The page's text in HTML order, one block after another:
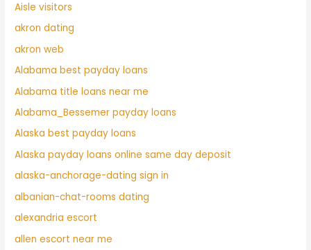
Aisle visitors
akron dating
akron web
Alabama best payday loans
Alabama title loans near me
Alabama_Bessemer payday loans
Alaska best payday loans
Alaska payday loans online same day deposit
alaska-anchorage-dating sign in
albanian-chat-rooms dating
alexandria escort
allen escort near me